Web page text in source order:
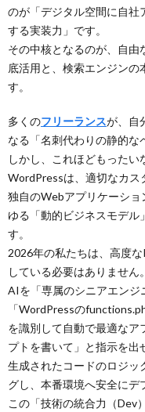
のが「デジタル空間に自社
する実装力」です。
その中核となるのが、自
底活用と、検索エンジン
す。
多くのフリーランスが、自
なる「名刺代わりの静的な
しかし、これほどもったい
WordPressは、適切なカス
独自のWebアプリケーシ
ゆる「動的ビジネスモデ
す。
2026年の私たちは、高度
している必要はありません。
AIを「専属のシニアエンジ
「WordPressの
を識別して自動で最適なア
プトを書いて」と指示を出
生成されたコードのロジッ
グし、本番環境へ安全にデ
この「技術の統合力（Dev